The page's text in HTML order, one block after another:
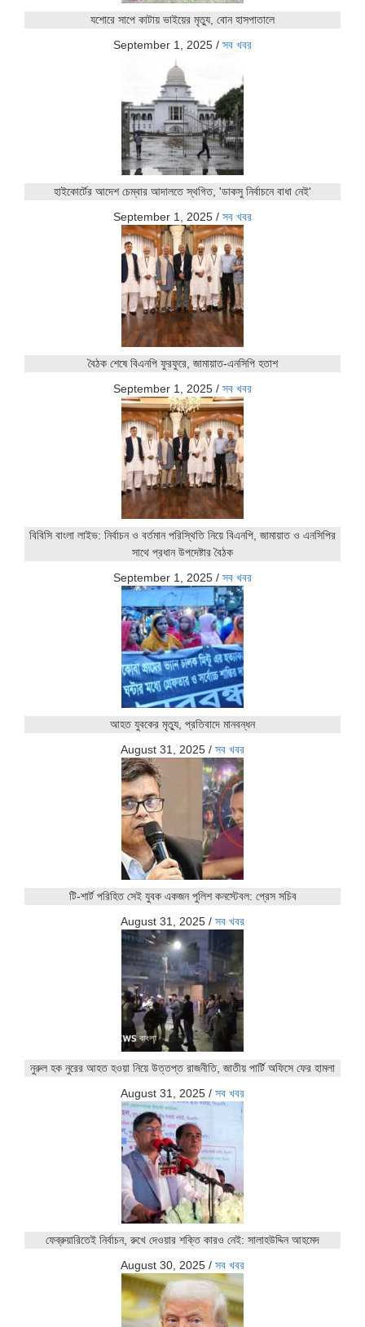
যশোরে সাপে কাটায় ভাইয়ের মৃত্যু, বোন হাসপাতালে
September 1, 2025 / সব খবর
হাইকোর্টের আদেশ চেম্বার আদালতে স্থগিত, 'ডাকসু নির্বাচনে বাধা নেই'
September 1, 2025 / সব খবর
বৈঠক শেষে বিএনপি ফুরফুরে, জামায়াত-এনসিপি হতাশ
September 1, 2025 / সব খবর
বিবিসি বাংলা লাইভ: নির্বাচন ও বর্তমান পরিস্থিতি নিয়ে বিএনপি, জামায়াত ও এনসিপির
সাথে প্রধান উপদেষ্টার বৈঠক
September 1, 2025 / সব খবর
আহত যুবকের মৃত্যু, প্রতিবাদে মানবন্ধন
August 31, 2025 / সব খবর
টি-শার্ট পরিহিত সেই যুবক একজন পুলিশ কনস্টেবল: প্রেস সচিব
August 31, 2025 / সব খবর
নুরুল হক নুরের আহত হওয়া নিয়ে উত্তপ্ত রাজনীতি, জাতীয় পার্টি অফিসে ফের হামলা
August 31, 2025 / সব খবর
ফেব্রুয়ারিতেই নির্বাচন, রুখে দেওয়ার শক্তি কারও নেই: সালাহউদ্দিন আহমেদ
August 30, 2025 / সব খবর